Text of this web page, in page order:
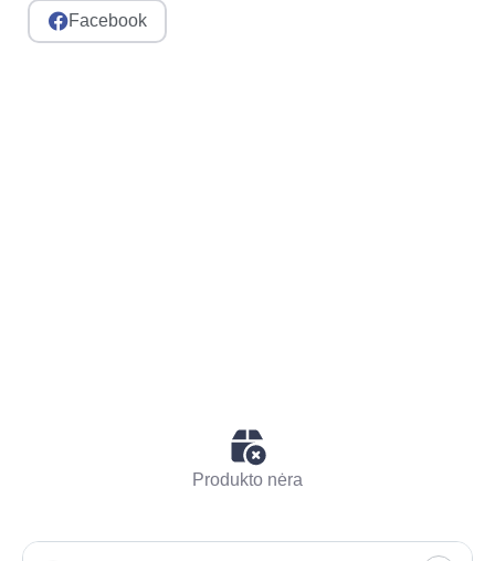
Facebook
Produkto nėra